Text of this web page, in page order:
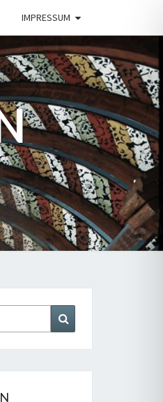
IMPRESSUM